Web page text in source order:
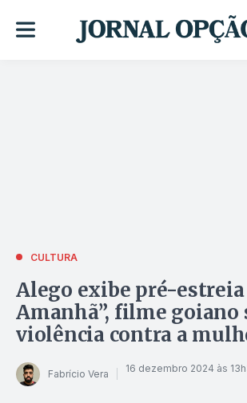
CULTURA
Alego exibe pré-estreia
Amanhã”, filme goiano
violência contra a
Fabrício Vera 16 dezembro 2024 às